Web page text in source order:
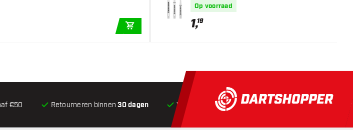
Op voorraad
1,19
€50 Retourneren binnen30 dagen Voor 22:00 besteld,vandaag verstuurd*